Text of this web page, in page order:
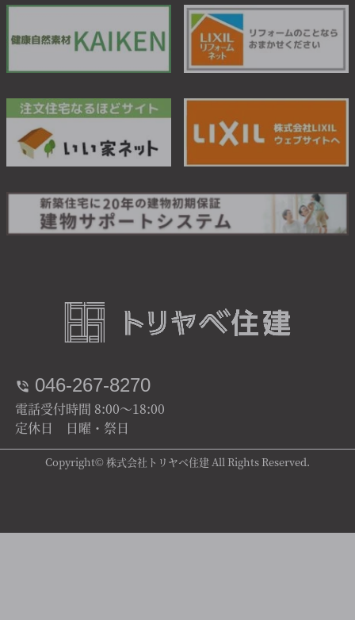
046-267-8270
電話受付時間 8:00～18:00
定休日 日曜・祭日
Copyright© 株式会社トリヤベ住建 All Rights Reserved.